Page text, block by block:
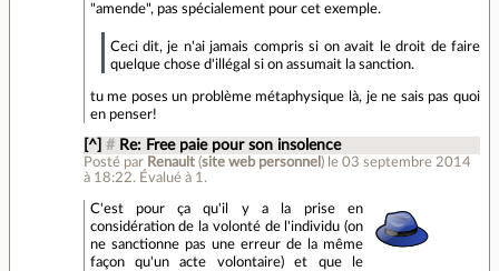
"amende", pas spécialement pour cet exemple.
Ceci dit, je n'ai jamais compris si on avait le droit de faire
quelque chose d'illégal si on assumait la sanction.
tu me poses un problème métaphysique là, je ne sais pas quoi
en penser!
[^] # Re: Free paie pour son insolence
Posté par Renault(site web personnel ) le 03 septembre 2014
à 18:22. Évalué à 1 .
C'est pour ça qu'il y a la prise en
considération de la volonté de l'individu (on
ne sanctionne pas une erreur de la même
façon qu'un acte volontaire) et que le